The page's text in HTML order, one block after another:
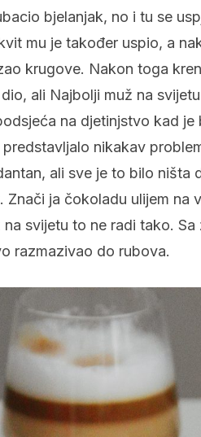
bjelanjak, no i tu se
mu je također uspio, a
krugove. Nakon toga
ali Najbolji muž na
na djetinjstvo kad
nikakav
ali sve je to bilo ništa
Znači ja čokoladu ulijem na
na svijetu to ne radi tako.
razmazivao do rubova.